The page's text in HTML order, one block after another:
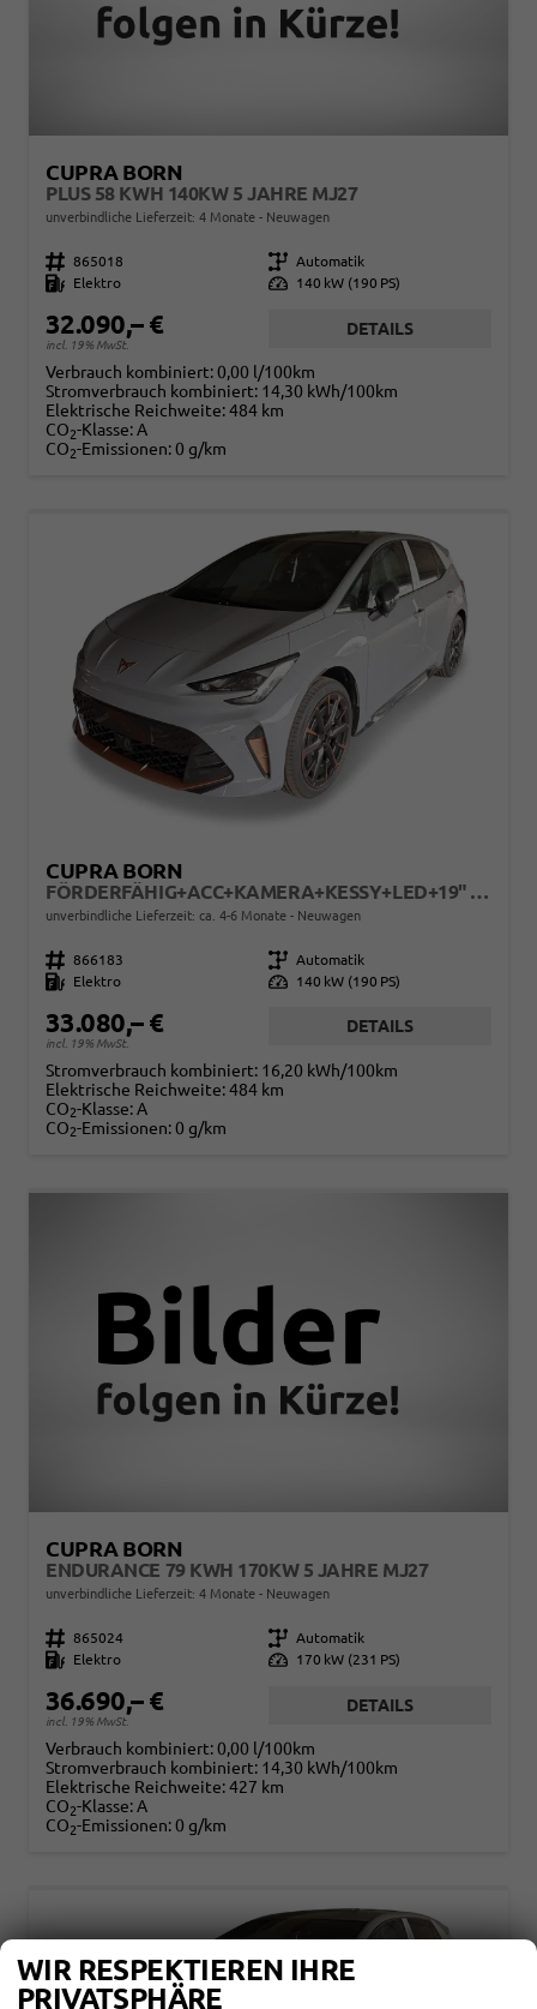
CUPRA BORN
PLUS 58 KWH 140KW 5 JAHRE MJ27
unverbindliche Lieferzeit: 4 Monate Neuwagen
Fahrzeugnr. 865018 Getriebe Automatik
Kraftstoff
Elektro Leistung 140 kW (190 PS)
32.090,– €
incl. 19% MwSt.
DETAILS
Verbrauch kombiniert:0,00 l/100km
Stromverbrauch kombiniert: 14,30 kWh/100km
Elektrische Reichweite:484 km
CO2-Klasse:A
CO2-Emissionen:0 g/km
CUPRA BORN
FÖRDERFÄHIG+ACC+KAMERA+KESSY+LED+19" ALU+KLIMA+FULL LINK
unverbindliche Lieferzeit: ca. 4-6 Monate Neuwagen
Fahrzeugnr. 866183 Getriebe Automatik
Kraftstoff
Elektro Leistung 140 kW (190 PS)
33.080,– €
incl. 19% MwSt.
DETAILS
Stromverbrauch kombiniert: 16,20 kWh/100km
Elektrische Reichweite:484 km
CO2-Klasse:A
CO2-Emissionen:0 g/km
CUPRA BORN
ENDURANCE 79 KWH 170KW 5 JAHRE MJ27
unverbindliche Lieferzeit: 4 Monate Neuwagen
Fahrzeugnr. 865024 Getriebe Automatik
Kraftstoff
Elektro Leistung 170 kW (231 PS)
36.690,– €
incl. 19% MwSt.
DETAILS
Verbrauch kombiniert:0,00 l/100km
Stromverbrauch kombiniert: 14,30 kWh/100km
Elektrische Reichweite:427 km
CO2-Klasse:A
CO2-Emissionen:0 g/km
WIR RESPEKTIEREN IHRE
PRIVATSPHÄRE